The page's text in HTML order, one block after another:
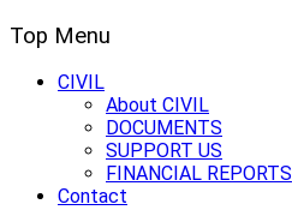
Top Menu
CIVIL
About CIVIL
DOCUMENTS
SUPPORT US
FINANCIAL REPORTS
Contact